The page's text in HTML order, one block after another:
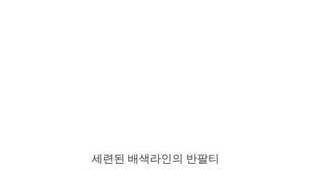
세련된 배색라인의 반팔티